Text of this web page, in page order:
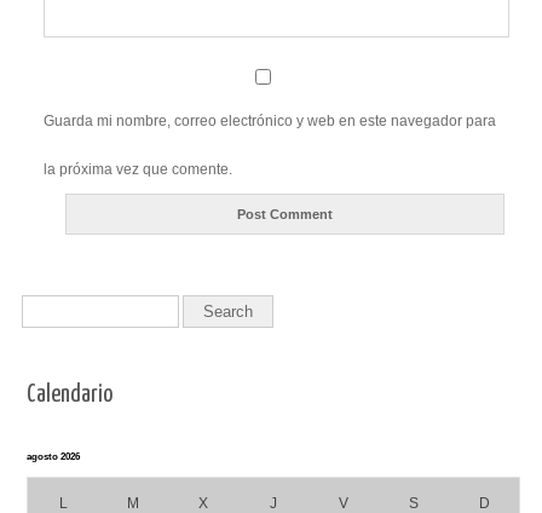
Guarda mi nombre, correo electrónico y web en este navegador para
la próxima vez que comente.
Calendario
agosto 2026
L M X J V S D